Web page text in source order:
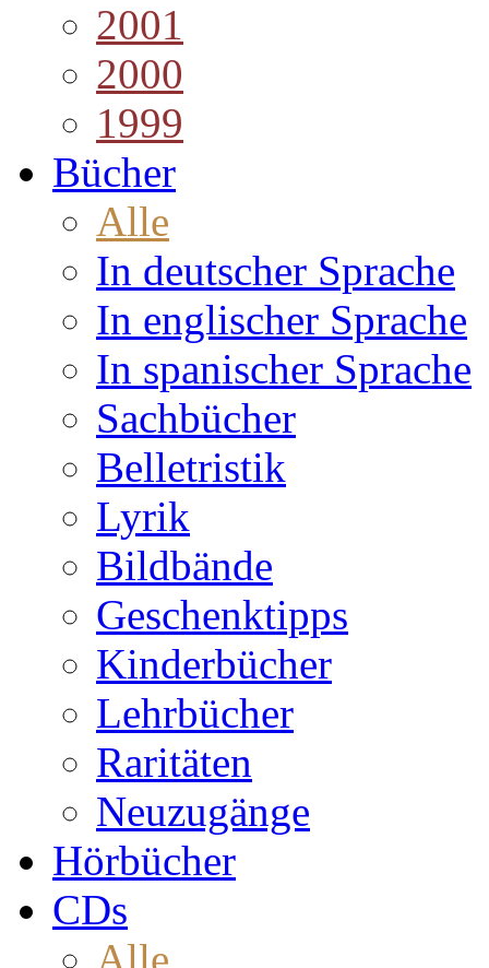
2001
2000
1999
Bücher
Alle
In deutscher Sprache
In englischer Sprache
In spanischer Sprache
Sachbücher
Belletristik
Lyrik
Bildbände
Geschenktipps
Kinderbücher
Lehrbücher
Raritäten
Neuzugänge
Hörbücher
CDs